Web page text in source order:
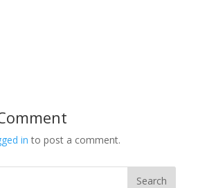
in to post a comment.